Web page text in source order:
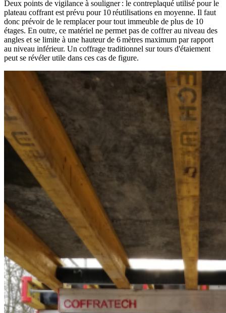
Deux points de vigilance à souligner : le contreplaqué utilisé pour le
plateau coffrant est prévu pour 10 réutilisations en moyenne. Il faut
donc prévoir de le remplacer pour tout immeuble de plus de 10
étages. En outre, ce matériel ne permet pas de coffrer au niveau des
angles et se limite à une hauteur de 6 mètres maximum par rapport
au niveau inférieur. Un coffrage traditionnel sur tours d'étaiement
peut se révéler utile dans ces cas de figure.